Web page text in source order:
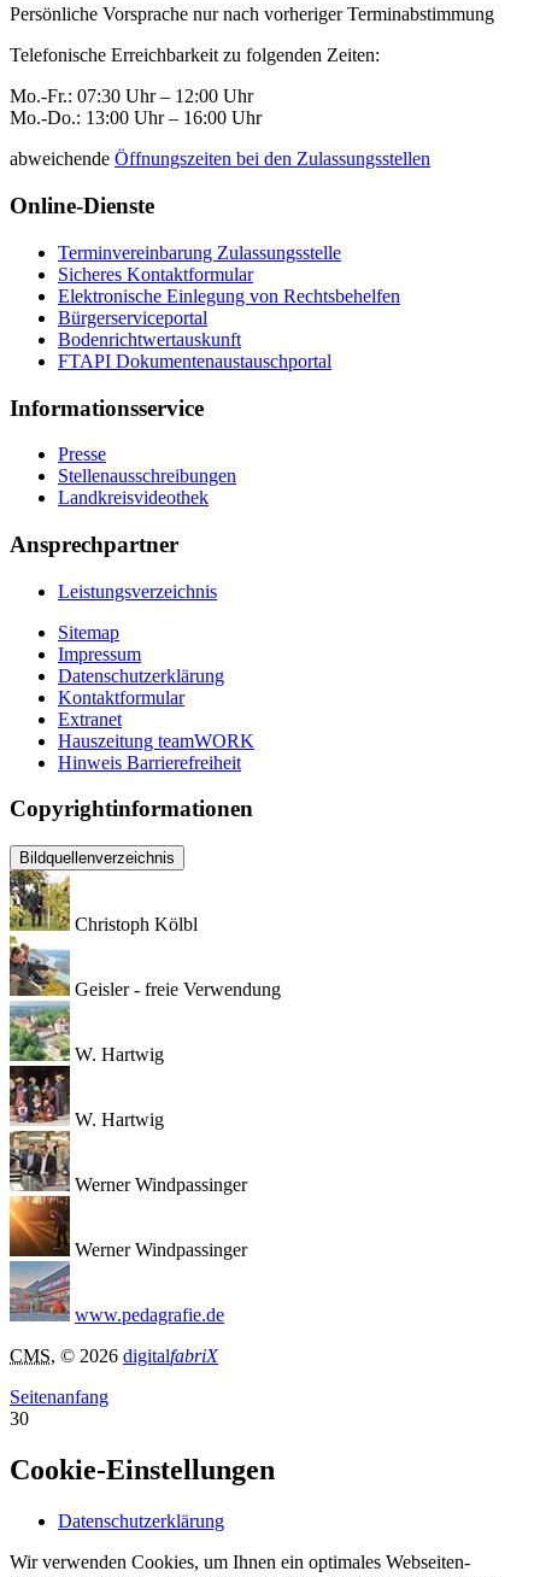
Persönliche Vorsprache nur nach vorheriger Terminabstimmung
Telefonische Erreichbarkeit zu folgenden Zeiten:
Mo.-Fr.: 07:30 Uhr – 12:00 Uhr
Mo.-Do.: 13:00 Uhr – 16:00 Uhr
abweichende Öffnungszeiten bei den Zulassungsstellen
Online-Dienste
Terminvereinbarung Zulassungsstelle
Sicheres Kontaktformular
Elektronische Einlegung von Rechtsbehelfen
Bürgerserviceportal
Bodenrichtwertauskunft
FTAPI Dokumentenaustauschportal
Informationsservice
Presse
Stellenausschreibungen
Landkreisvideothek
Ansprechpartner
Leistungsverzeichnis
Sitemap
Impressum
Datenschutzerklärung
Kontaktformular
Extranet
Hauszeitung teamWORK
Hinweis Barrierefreiheit
Copyrightinformationen
Bildquellenverzeichnis
Christoph Kölbl
Geisler - freie Verwendung
W. Hartwig
W. Hartwig
Werner Windpassinger
Werner Windpassinger
www.pedagrafie.de
CMS, © 2026 digitalfabriX
Seitenanfang
30
Cookie-Einstellungen
Datenschutzerklärung
Wir verwenden Cookies, um Ihnen ein optimales Webseiten-